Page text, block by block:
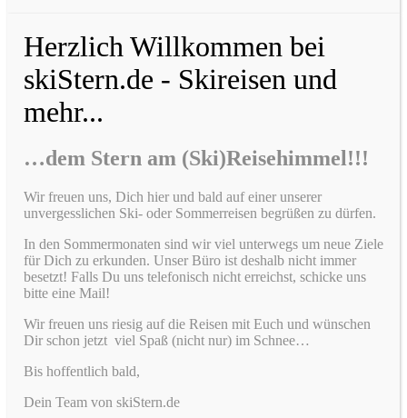
Herzlich Willkommen bei
skiStern.de - Skireisen und
mehr...
…dem Stern am (Ski)Reisehimmel!!!
Wir freuen uns, Dich hier und bald auf einer unserer
unvergesslichen Ski- oder Sommerreisen begrüßen zu dürfen.
In den Sommermonaten sind wir viel unterwegs um neue Ziele
für Dich zu erkunden. Unser Büro ist deshalb nicht immer
besetzt! Falls Du uns telefonisch nicht erreichst, schicke uns
bitte eine Mail!
Wir freuen uns riesig auf die Reisen mit Euch und wünschen
Dir schon jetzt viel Spaß (nicht nur) im Schnee…
Bis hoffentlich bald,
Dein Team von skiStern.de